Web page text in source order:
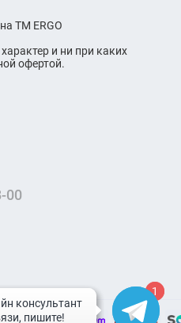
ТМ ERGO
и ни при каких
офертой.
00
1
1